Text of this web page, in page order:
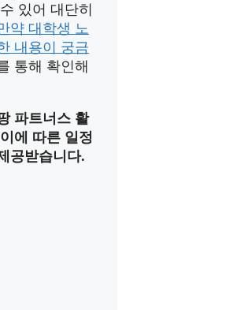
있어 대단히
약 대학생 노
내용이 궁금
통해 확인해
파트너스 활
에 따른 일정
공받습니다.